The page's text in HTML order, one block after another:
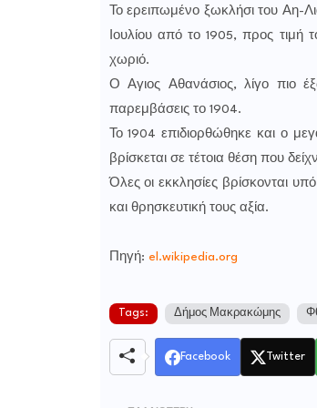
Το ερειπωμένο ξωκλήσι του Αη-
Ιουλίου από το 1905, προς
χωριό.
Ο Αγιος Αθανάσιος, λίγο πιο
παρεμβάσεις το 1904.
Το 1904 επιδιορθώθηκε και ο
βρίσκεται σε τέτοια θέση που
Όλες οι εκκλησίες βρίσκονται
και θρησκευτική τους αξία.
Πηγή: el.wikipedia.org
Tags: Δήμος Μακρακώμης
Facebook Twitter